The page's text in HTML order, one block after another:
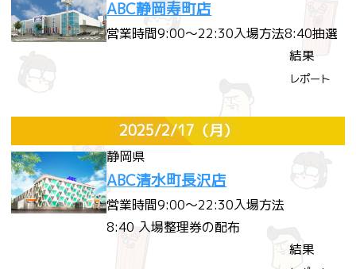
ABC静岡寿町店
営業時間9:00～22:30入場方法8:40抽選
結果
レポート
2025/2/17 （月）
静岡県
ABC清水町長沢店
営業時間9:00～22:30入場方法
8:40 入場整理券の配布
結果